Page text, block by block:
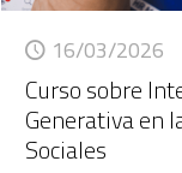
16/03/2026
Curso sobre
Generativa en
Sociales